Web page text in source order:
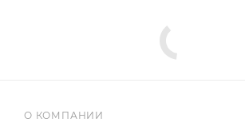
О КОМПАНИИ